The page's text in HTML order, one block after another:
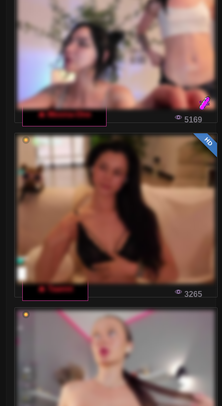
Ciąża
Dojrzałe
Drobne Ciało
Duże tyłki
Gwizdy Porno
Kształtne
Laski
Latynoski
Małe piersi
Nastolatki 18+
Ogolone cipki
Owłosione cipki
Palenie
Rude
Sex Grupowy
Stopy Fetysz
Studentki
Umięśnione
🔥 Moona-One
5169
HD
🔥 Taanni
3265